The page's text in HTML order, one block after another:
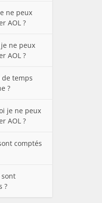
ne peux
AOL ?
ne peux
AOL ?
de temps
?
je ne peux
AOL ?
comptés
sont
?